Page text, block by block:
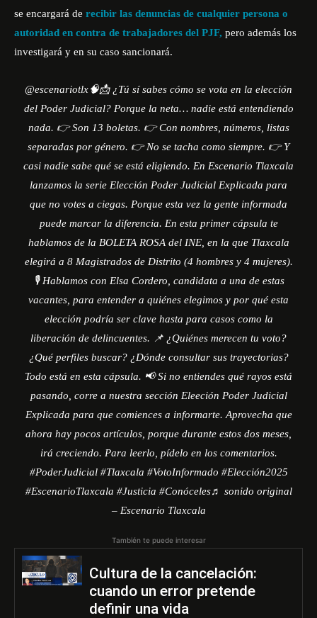
se encargará de recibir las denuncias de cualquier persona o
autoridad en contra de trabajadores del PJF, pero además los
investigará y en su caso sancionará.
@escenariotlx🧠📩 ¿Tú sí sabes cómo se vota en la elección
del Poder Judicial? Porque la neta… nadie está entendiendo
nada. 👉 Son 13 boletas. 👉 Con nombres, números, listas
separadas por género. 👉 No se tacha como siempre. 👉 Y
casi nadie sabe qué se está eligiendo. En Escenario Tlaxcala
lanzamos la serie Elección Poder Judicial Explicada para
que no votes a ciegas. Porque esta vez la gente informada
puede marcar la diferencia. En esta primer cápsula te
hablamos de la BOLETA ROSA del INE, en la que Tlaxcala
elegirá a 8 Magistrados de Distrito (4 hombres y 4 mujeres).
🎙️ Hablamos con Elsa Cordero, candidata a una de estas
vacantes, para entender a quiénes elegimos y por qué esta
elección podría ser clave hasta para casos como la
liberación de delincuentes. 📌 ¿Quiénes merecen tu voto?
¿Qué perfiles buscar? ¿Dónde consultar sus trayectorias?
Todo está en esta cápsula. 📢 Si no entiendes qué rayos está
pasando, corre a nuestra sección Eleeción Poder Judicial
Explicada para que comiences a informarte. Aprovecha que
ahora hay pocos artículos, porque durante estos dos meses,
irá creciendo. Para leerlo, pídelo en los comentarios.
#PoderJudicial #Tlaxcala #VotoInformado #Elección2025
#EscenarioTlaxcala #Justicia #Conóceles♬ sonido original
– Escenario Tlaxcala
También te puede interesar
Cultura de la cancelación:
cuando un error pretende
definir una vida